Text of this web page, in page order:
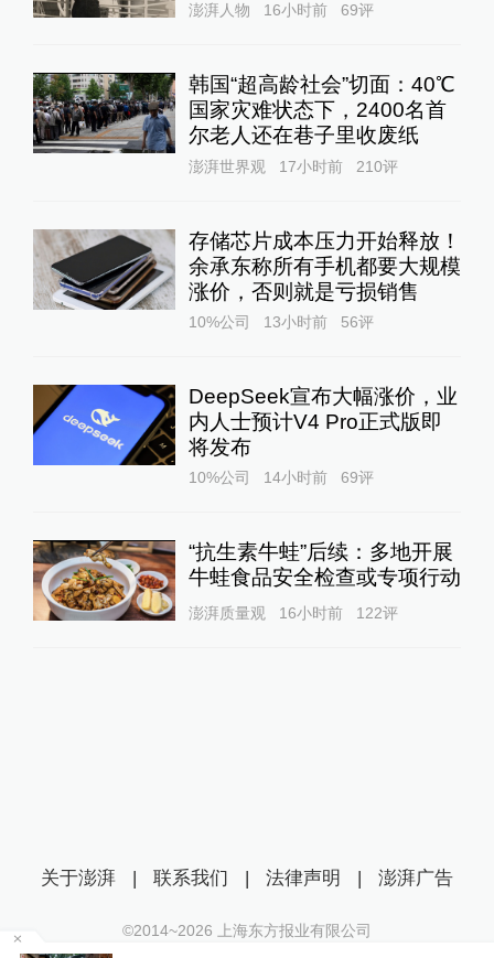
澎湃人物 16小时前 69评
韩国“超高龄社会”切面：40℃
国家灾难状态下，2400名首
尔老人还在巷子里收废纸
澎湃世界观 17小时前 210评
存储芯片成本压力开始释放！
余承东称所有手机都要大规模
涨价，否则就是亏损销售
10%公司 13小时前 56评
DeepSeek宣布大幅涨价，业
内人士预计V4 Pro正式版即
将发布
10%公司 14小时前 69评
“抗生素牛蛙”后续：多地开展
牛蛙食品安全检查或专项行动
澎湃质量观 16小时前 122评
关于澎湃 | 联系我们 | 法律声明 | 澎湃广告
©2014~2026 上海东方报业有限公司